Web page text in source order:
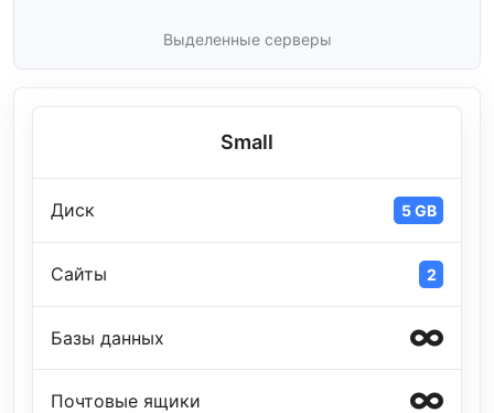
Выделенные серверы
Small
Диск 5 GB
Сайты 2
Базы данных
Почтовые ящики